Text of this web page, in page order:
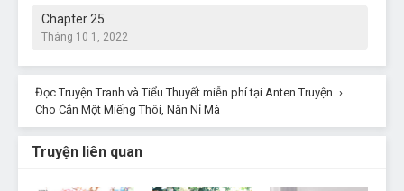
Chapter 25
Tháng 10 1, 2022
Chapter 24
Tháng 10 1, 2022
Chapter 23
Tháng 10 1, 2022
Đọc Truyện Tranh và Tiểu Thuyết miễn phí tại Anten Truyện ›
Cho Cắn Một Miếng Thôi, Năn Nỉ Mà
Truyện liên quan